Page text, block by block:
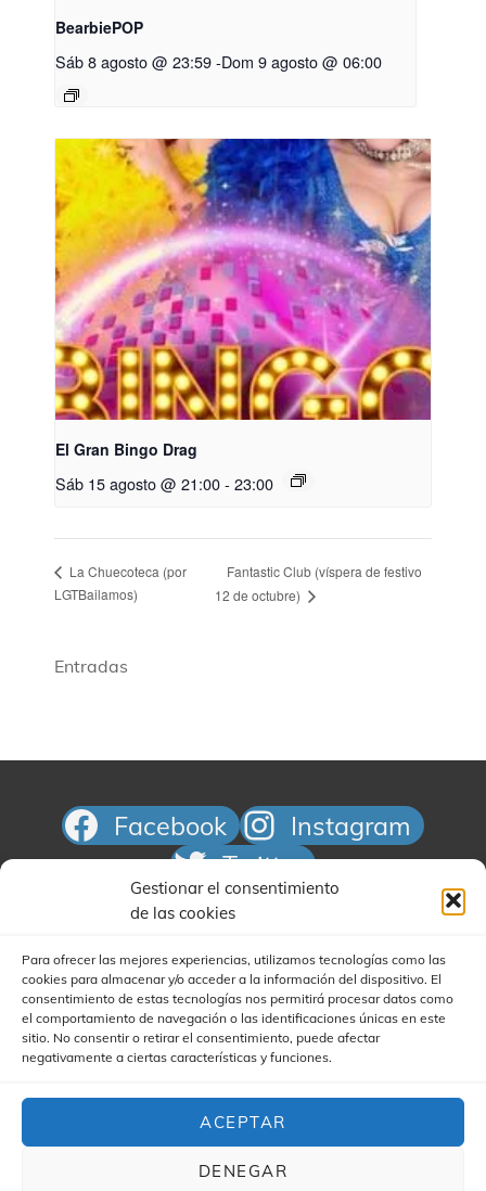
Gestionar el consentimiento
de las cookies
Para ofrecer las mejores experiencias, utilizamos tecnologías como las
cookies para almacenar y/o acceder a la información del dispositivo. El
consentimiento de estas tecnologías nos permitirá procesar datos como
el comportamiento de navegación o las identificaciones únicas en este
sitio. No consentir o retirar el consentimiento, puede afectar
negativamente a ciertas características y funciones.
ACEPTAR
DENEGAR
BearbiePOP
Sáb 8 agosto @ 23:59-Dom 9 agosto @ 06:00
El Gran Bingo Drag
Sáb 15 agosto @ 21:00- 23:00
La Chuecoteca (por
LGTBailamos)
Fantastic Club (víspera de festivo
12 de octubre)
Entradas
Facebook
Instagram
Twitter
Correo electrónico
Buscar